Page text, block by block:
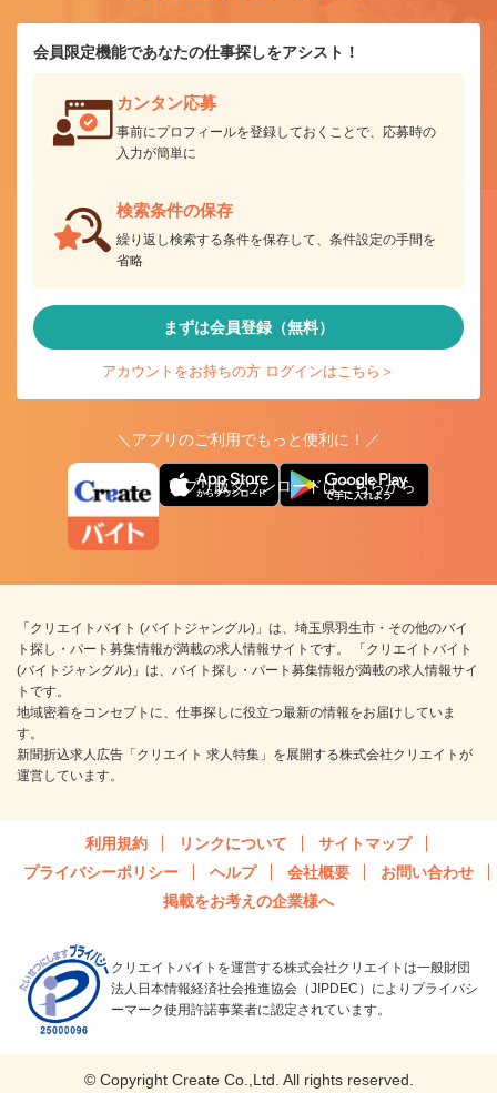
会員限定機能であなたの仕事探しをアシスト！
カンタン応募
事前にプロフィールを登録しておくことで、応募時の
入力が簡単に
検索条件の保存
繰り返し検索する条件を保存して、条件設定の手間を
省略
まずは会員登録（無料）
アカウントをお持ちの方 ログインはこちら＞
＼アプリのご利用でもっと便利に！／
アプリ版ダウンロードはこちらから
「クリエイトバイト (バイトジャングル)」は、埼玉県羽生市・その他のバイ
ト探し・パート募集情報が満載の求人情報サイトです。 「クリエイトバイト
(バイトジャングル)」は、バイト探し・パート募集情報が満載の求人情報サイ
トです。
地域密着をコンセプトに、仕事探しに役立つ最新の情報をお届けしていま
す。
新聞折込求人広告「クリエイト 求人特集」を展開する株式会社クリエイトが
運営しています。
利用規約 リンクについて
サイトマップ
プライバシーポリシー
ヘルプ 会社概要
お問い合わせ
掲載をお考えの企業様へ
クリエイトバイトを運営する株式会社クリエイトは一般財団
法人日本情報経済社会推進協会（JIPDEC）によりプライバシ
ーマーク使用許諾事業者に認定されています。
© Copyright Create Co.,Ltd. All rights reserved.